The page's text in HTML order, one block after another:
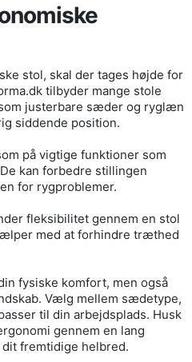
stol, skal der tages højde for
tilbyder mange stole
justerbare sæder og ryglæn
siddende position.
på vigtige funktioner som
kan forbedre stillingen
for rygproblemer.
fleksibilitet gennem en stol
med at forhindre træthed
fysiske komfort, men også
Vælg mellem sædetype,
til din arbejdsplads. Husk
gennem en lang
fremtidige helbred.